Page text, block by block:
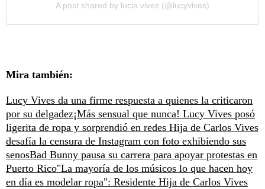
A post shared by lucia vives (@lucyvives)
Mira también:
Lucy Vives da una firme respuesta a quienes la criticaron
por su delgadez¡Más sensual que nunca! Lucy Vives posó
ligerita de ropa y sorprendió en redes Hija de Carlos Vives
desafía la censura de Instagram con foto exhibiendo sus
senosBad Bunny pausa su carrera para apoyar protestas en
Puerto Rico"La mayoría de los músicos lo que hacen hoy
en día es modelar ropa": Residente Hija de Carlos Vives